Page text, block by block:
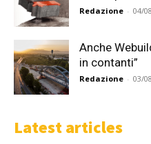
Redazione - 04/
Anche
in contanti”
Redazione - 03/
Latest articles